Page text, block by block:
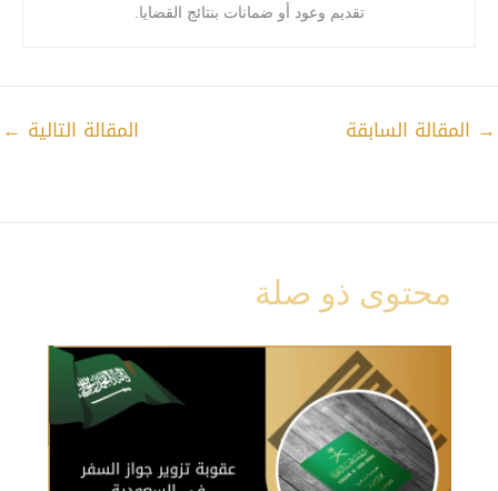
تقديم وعود أو ضمانات بنتائج القضايا.
→ المقالة السابقة المقالة التالية ←
محتوى ذو صلة